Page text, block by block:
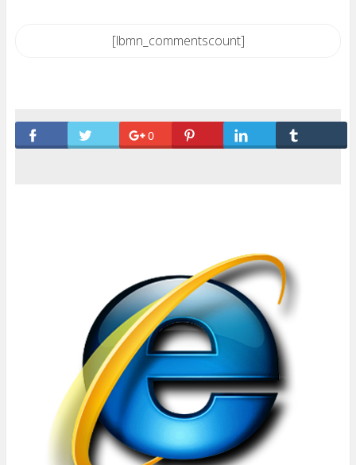
[lbmn_commentscount]
0